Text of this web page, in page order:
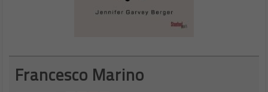
Francesco Marino